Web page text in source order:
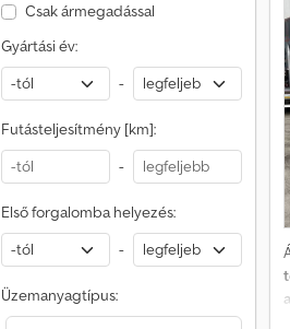
Csak ármegadással
Gyártási év:
-
Futásteljesítmény [km]:
-
Első forgalomba helyezés:
-
Üzemanyagtípus: